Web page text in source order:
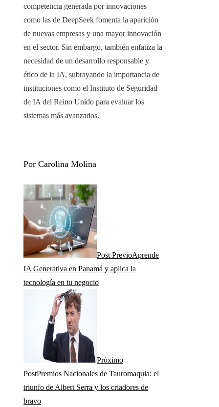
competencia generada por innovaciones
como las de DeepSeek fomenta la aparición
de nuevas empresas y una mayor innovación
en el sector. Sin embargo, también enfatiza la
necesidad de un desarrollo responsable y
ético de la IA, subrayando la importancia de
instituciones como el Instituto de Seguridad
de IA del Reino Unido para evaluar los
sistemas más avanzados.
Por Carolina Molina
Post PrevioAprende
IA Generativa en Panamá y aplica la
tecnología en tu negocio
Próximo
PostPremios Nacionales de Tauromaquia: el
triunfo de Albert Serra y los criadores de
bravo